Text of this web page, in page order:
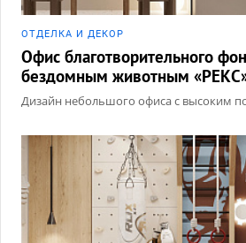
ОТДЕЛКА И ДЕКОР
Офис благотворительного
бездомным животным
Дизайн небольшого офиса с высоким